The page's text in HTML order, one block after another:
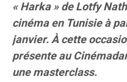
« Harka » de Lotfy
cinéma en Tunisie à
janvier. À cette
présente au
une masterclass.